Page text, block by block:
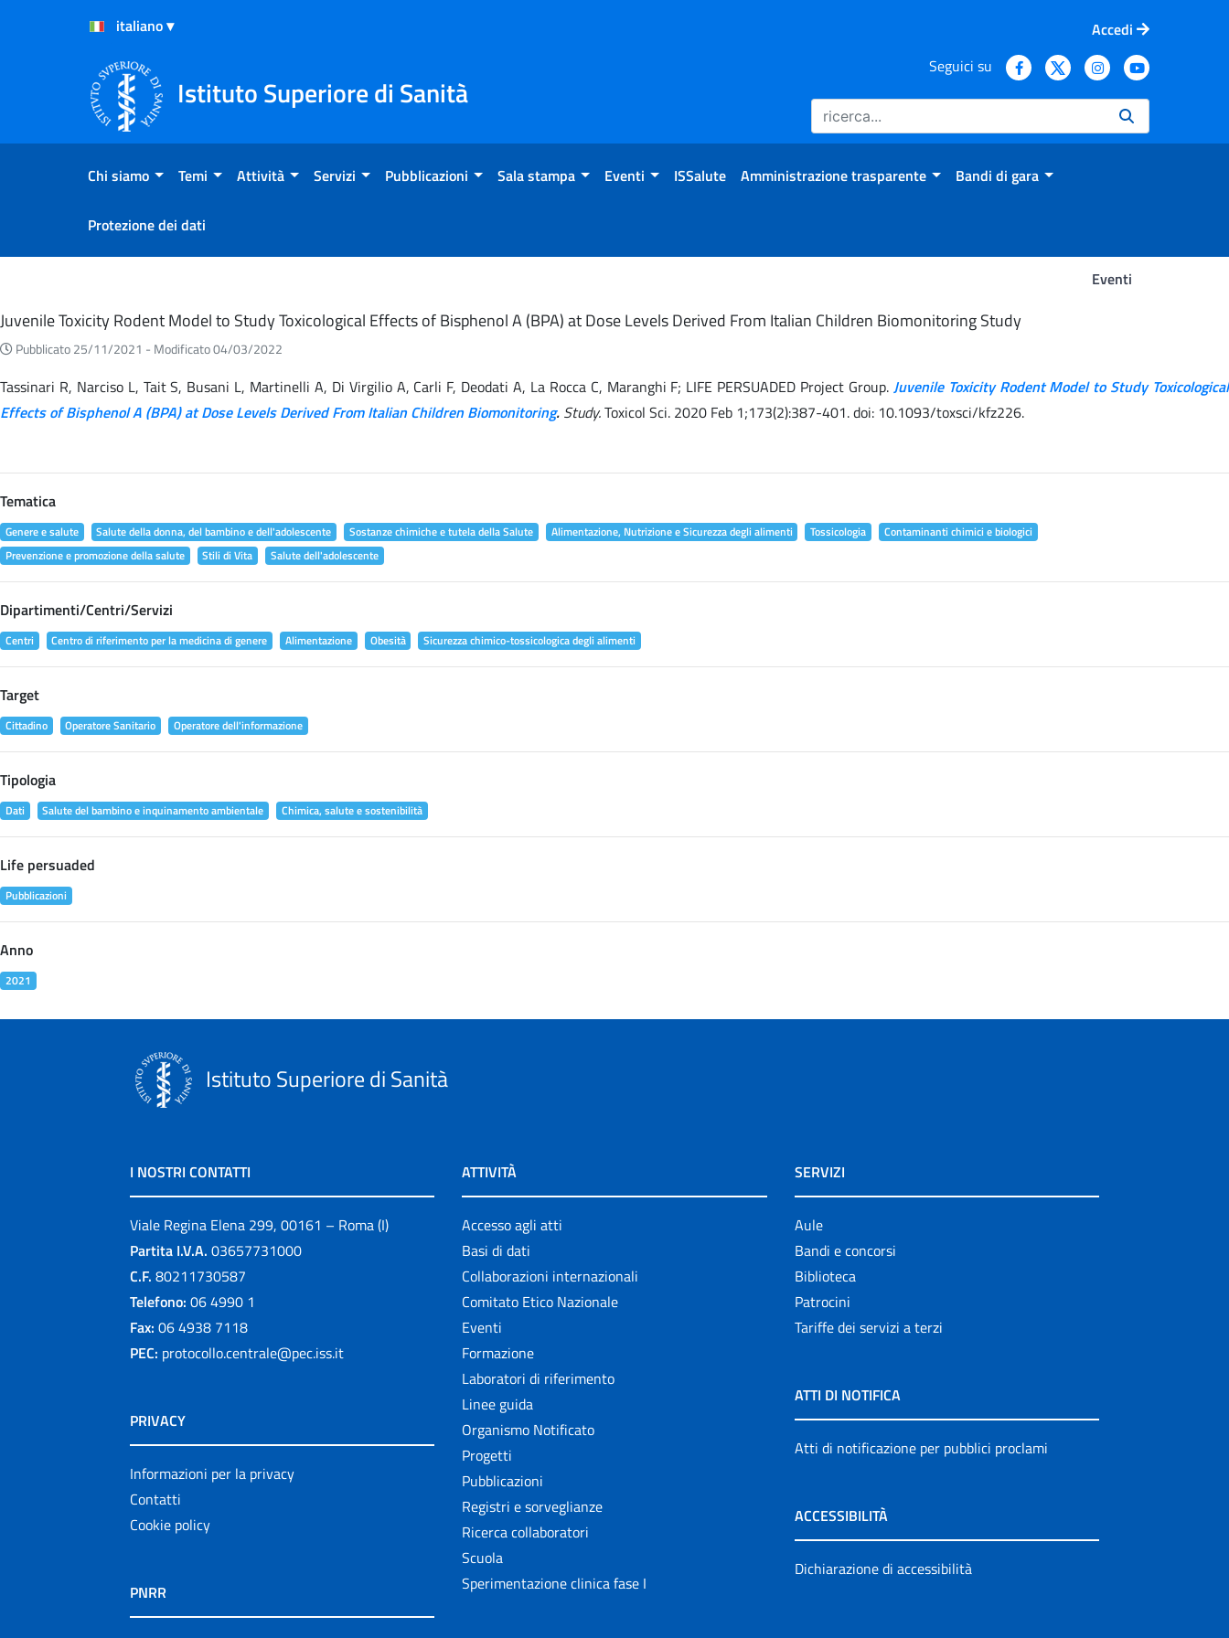
Salta al Contenuto
Salta al Footer
Accedi
Istituto Superiore di Sanità
Seguici su
Chi siamo Temi Attività Servizi Pubblicazioni Sala stampa Eventi ISSalute Amministrazione trasparente Bandi di gara
Protezione dei dati
Eventi
Eventi
Juvenile Toxicity Rodent Model to Study Toxicological Effects of Bisphenol A (BPA) at Dose Levels Derived From Italian Children Biomonitoring Study
Pubblicato 25/11/2021 - Modificato 04/03/2022
Tassinari R, Narciso L, Tait S, Busani L, Martinelli A, Di Virgilio A, Carli F, Deodati A, La Rocca C, Maranghi F; LIFE PERSUADED Project Group. Juvenile Toxicity Rodent Model to Study Toxicological
Effects of Bisphenol A (BPA) at Dose Levels Derived From Italian Children Biomonitoring. Study.Toxicol Sci. 2020 Feb 1;173(2):387-401. doi: 10.1093/toxsci/kfz226.
Tematica
Genere e salute Salute della donna, del bambino e dell'adolescente Sostanze chimiche e tutela della Salute Alimentazione, Nutrizione e Sicurezza degli alimenti Tossicologia
Contaminanti chimici e biologici
Prevenzione e promozione della salute
Stili di Vita Salute dell'adolescente
Dipartimenti/Centri/Servizi
Centri Centro di riferimento per la medicina di genere Alimentazione Obesità Sicurezza chimico-tossicologica degli alimenti
Target
Cittadino Operatore Sanitario Operatore dell'informazione
Tipologia
Dati Salute del bambino e inquinamento ambientale Chimica, salute e sostenibilità
Life persuaded
Pubblicazioni
Anno
2021
Istituto Superiore di Sanità
I NOSTRI CONTATTI
Viale Regina Elena 299, 00161 – Roma (I)
Partita I.V.A. 03657731000
C.F. 80211730587
Telefono: 06 4990 1
Fax: 06 4938 7118
PEC: protocollo.centrale@pec.iss.it
PRIVACY
Informazioni per la privacy
Contatti
Cookie policy
PNRR
ATTIVITÀ
Accesso agli atti
Basi di dati
Collaborazioni internazionali
Comitato Etico Nazionale
Eventi
Formazione
Laboratori di riferimento
Linee guida
Organismo Notificato
Progetti
Pubblicazioni
Registri e sorveglianze
Ricerca collaboratori
Scuola
Sperimentazione clinica fase I
SERVIZI
Aule
Bandi e concorsi
Biblioteca
Patrocini
Tariffe dei servizi a terzi
ATTI DI NOTIFICA
Atti di notificazione per pubblici proclami
ACCESSIBILITÀ
Dichiarazione di accessibilità